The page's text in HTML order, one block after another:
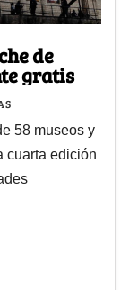
de
gratis
58 museos y
cuarta edición